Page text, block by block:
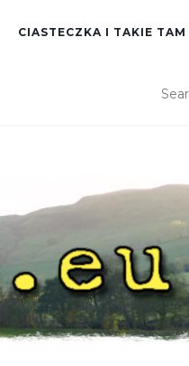
CIASTECZKA I TAKIE TAM